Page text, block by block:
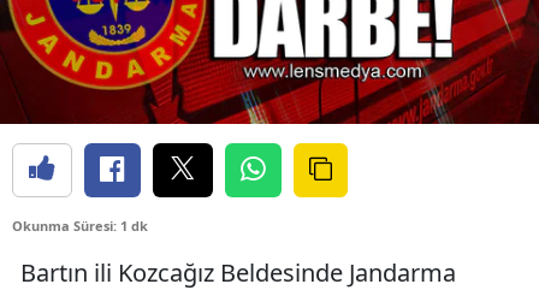
Okunma Süresi: 1 dk
Bartın ili Kozcağız Beldesinde Jandarma